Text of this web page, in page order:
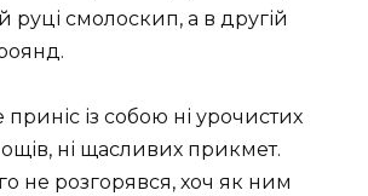
руці смолоскип, а в другій
із собою ні урочистих
ні щасливих прикмет.
не розгорявся, хоч як ним